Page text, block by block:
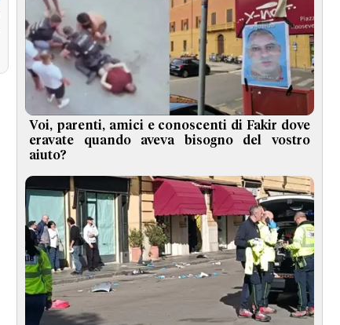
Voi, parenti, amici e conoscenti di Fakir dove
eravate quando aveva bisogno del vostro
aiuto?